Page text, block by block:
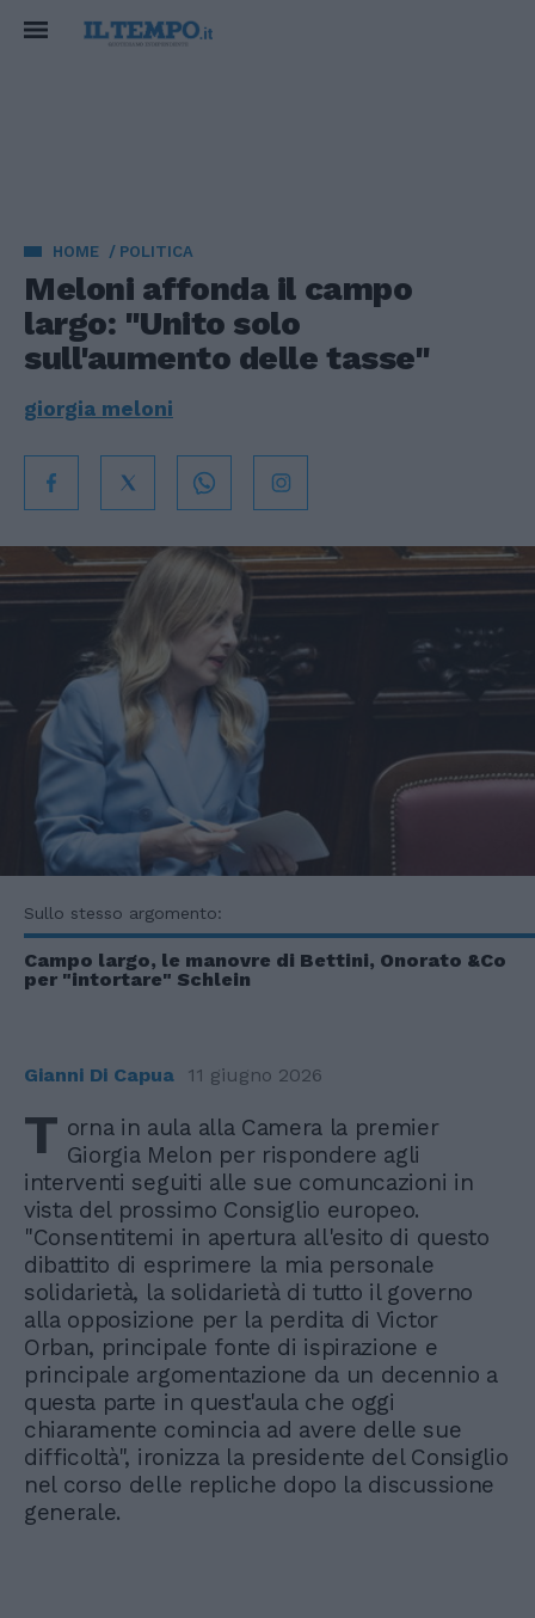
HOME POLITICA
Meloni affonda il campo
largo: "Unito solo
sull'aumento delle tasse"
giorgia meloni
Sullo stesso argomento:
Campo largo, le manovre di Bettini, Onorato &Co
per "intortare" Schlein
Gianni Di Capua 11 giugno 2026
T orna in aula alla Camera la premier
Giorgia Melon per rispondere agli
interventi seguiti alle sue comuncazioni in
vista del prossimo Consiglio europeo.
"Consentitemi in apertura all'esito di questo
dibattito di esprimere la mia personale
solidarietà, la solidarietà di tutto il governo
alla opposizione per la perdita di Victor
Orban, principale fonte di ispirazione e
principale argomentazione da un decennio a
questa parte in quest'aula che oggi
chiaramente comincia ad avere delle sue
difficoltà", ironizza la presidente del Consiglio
nel corso delle repliche dopo la discussione
generale.